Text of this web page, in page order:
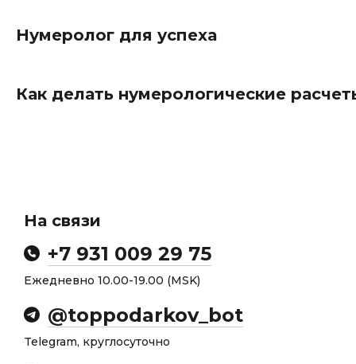
Нумеролог для успеха
Как делать нумерологические
На связи
+7 931 009 29 75
Ежедневно 10.00-19.00 (MSK)
@toppodarkov_bot
Telegram, круглосуточно